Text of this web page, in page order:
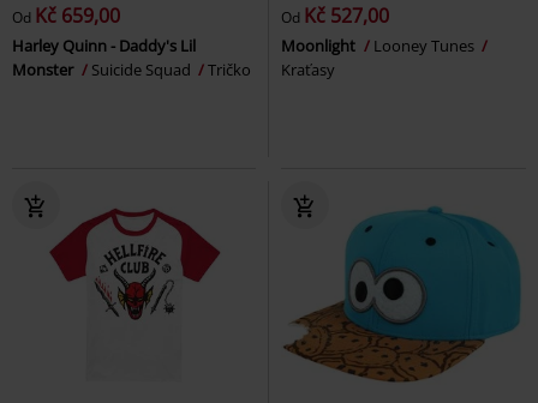
Od Kč 659,00
Harley Quinn - Daddy's Lil
Monster
Suicide Squad Tričko
Od Kč 527,00
Moonlight
Looney Tunes
Kraťasy